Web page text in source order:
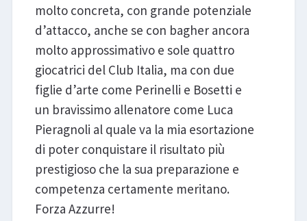
molto concreta, con grande potenziale
d’attacco, anche se con bagher ancora
molto approssimativo e sole quattro
giocatrici del Club Italia, ma con due
figlie d’arte come Perinelli e Bosetti e
un bravissimo allenatore come Luca
Pieragnoli al quale va la mia esortazione
di poter conquistare il risultato più
prestigioso che la sua preparazione e
competenza certamente meritano.
Forza Azzurre!